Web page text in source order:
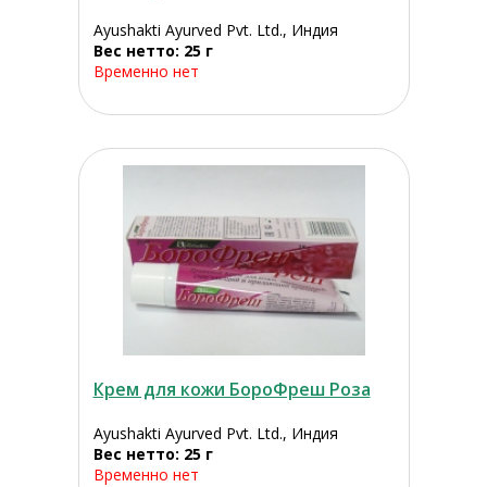
Ayushakti Ayurved Pvt. Ltd., Индия
Вес нетто: 25 г
Временно нет
Крем для кожи БороФреш Роза
Ayushakti Ayurved Pvt. Ltd., Индия
Вес нетто: 25 г
Временно нет